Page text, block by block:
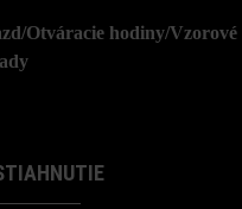
Otváracie hodiny/Vzorové